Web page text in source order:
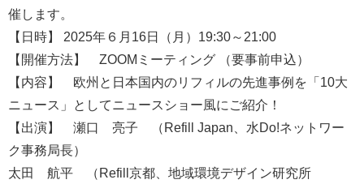
催します。
【日時】 2025年６月16日（月）19:30～21:00
【開催方法】 ZOOMミーティング （要事前申込）
【内容】 欧州と日本国内のリフィルの先進事例を「10大
ニュース」としてニュースショー風にご紹介！
【出演】 瀬口 亮子 （Refill Japan、水Do!ネットワー
ク事務局長）
太田 航平 （Refill京都、地域環境デザイン研究所